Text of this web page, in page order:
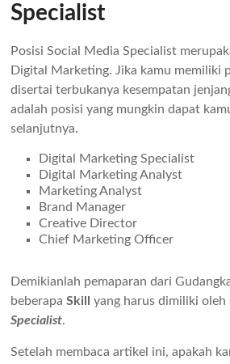
Specialist
Posisi Social Media Specialist
Digital Marketing. Jika kamu memiliki
disertai terbukanya kesempatan
adalah posisi yang mungkin dapat
selanjutnya.
Digital Marketing Specialist
Digital Marketing Analyst
Marketing Analyst
Brand Manager
Creative Director
Chief Marketing Officer
Demikianlah pemaparan dari
beberapaSkillyang harus dimiliki
Specialist.
Setelah membaca artikel ini, apakah